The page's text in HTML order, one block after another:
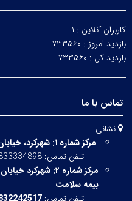
کاربران آنلاین : ۱
بازدید امروز : ۷۳۳۵۶۰
بازدید کل : ۷۳۳۵۶۰
تماس با ما
نشانی:
مرکز شماره ۱:
شهرکرد،
تلفن تماس: 03833334898
مرکز شماره ۲:
شهرکرد
بیمه سلامت